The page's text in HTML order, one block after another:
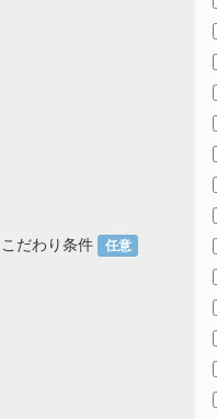
こだわり条件 任意